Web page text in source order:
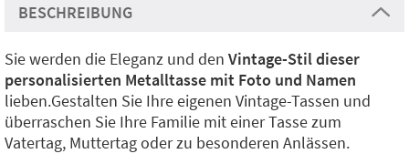
BESCHREIBUNG
Sie werden die Eleganz und den Vintage-Stil dieser
personalisierten Metalltasse mit Foto und Namen
lieben.Gestalten Sie Ihre eigenen Vintage-Tassen und
überraschen Sie Ihre Familie mit einer Tasse zum
Vatertag, Muttertag oder zu besonderen Anlässen.